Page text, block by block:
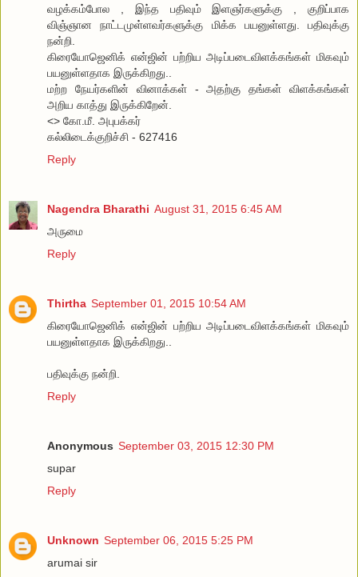
வழக்கம்போல , இந்த பதிவும் இளஞர்களுக்கு , குறிப்பாக
விஞ்ஞான நாட்டமுள்ளவர்களுக்கு மிக்க பயனுள்ளது. பதிவுக்கு
நன்றி.
கிரையோஜெனிக் என்ஜின் பற்றிய அடிப்படைவிளக்கங்கள் மிகவும்
பயனுள்ளதாக இருக்கிறது..
மற்ற நேயர்களின் வினாக்கள் - அதற்கு தங்கள் விளக்கங்கள்
அறிய காத்து இருக்கிறேன்.
<> கோ.மீ. அபுபக்கர்
கல்லிடைக்குறிச்சி - 627416
Reply
Nagendra Bharathi August 31, 2015 6:45 AM
அருமை
Reply
Thirtha September 01, 2015 10:54 AM
கிரையோஜெனிக் என்ஜின் பற்றிய அடிப்படைவிளக்கங்கள் மிகவும்
பயனுள்ளதாக இருக்கிறது..
பதிவுக்கு நன்றி.
Reply
Anonymous September 03, 2015 12:30 PM
supar
Reply
Unknown September 06, 2015 5:25 PM
arumai sir